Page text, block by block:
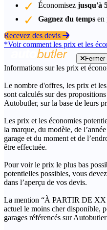
Économisez jusqu'à
Gagnez du temps en
Recevez des devis
*Voir comment les prix et les
Fermer
Informations sur les prix et
Le nombre d'offres, les prix et
sont calculés sur des
Autobutler, sur la base de leurs
Les prix et les économies
la marque, du modèle, de
garage et du moment et de
être effectuée.
Pour voir le prix le plus bas
potentielles possibles, vous
dans l’aperçu de vos devis.
La mention “À PARTIR DE
actuel le moins cher disponible,
garages référencés sur